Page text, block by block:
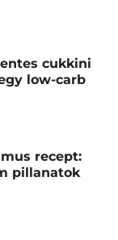
cukkini
low-carb
recept:
pillanatok